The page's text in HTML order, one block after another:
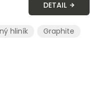
DETAIL
hliník Graphite